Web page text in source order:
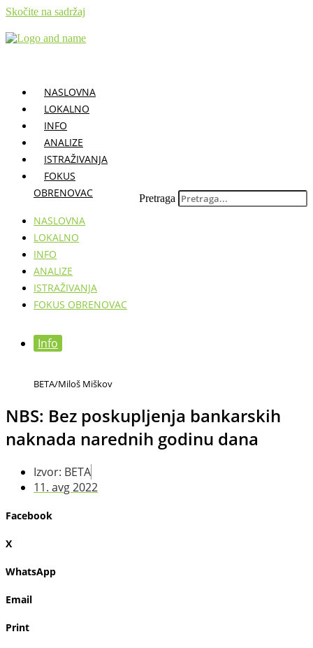
Skočite na sadržaj
NASLOVNA
LOKALNO
INFO
ANALIZE
ISTRAŽIVANJA
FOKUS
OBRENOVAC
NASLOVNA
LOKALNO
INFO
ANALIZE
ISTRAŽIVANJA
FOKUS OBRENOVAC
Pretraga
Info
BETA/Miloš Miškov
NBS: Bez poskupljenja bankarskih
naknada narednih godinu dana
Izvor: BETA
11. avg 2022
Facebook
X
WhatsApp
Email
Print